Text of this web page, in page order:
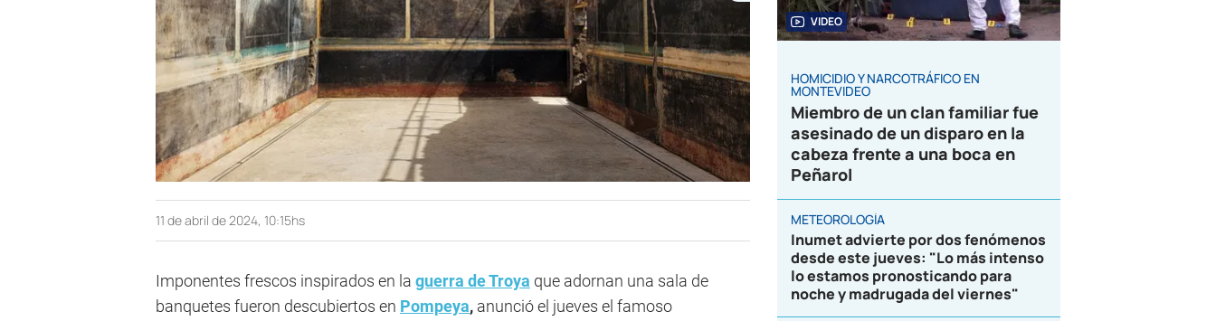
11 de abril de 2024, 10:15hs
Imponentes frescos inspirados en la guerra de Troya que adornan una sala de
banquetes fueron descubiertos en Pompeya, anunció el jueves el famoso
VIDEO
HOMICIDIO Y NARCOTRÁFICO EN
MONTEVIDEO
Miembro de un clan familiar fue
asesinado de un disparo en la
cabeza frente a una boca en
Peñarol
METEOROLOGÍA
Inumet advierte por dos fenómenos
desde este jueves: "Lo más intenso
lo estamos pronosticando para
noche y madrugada del viernes"